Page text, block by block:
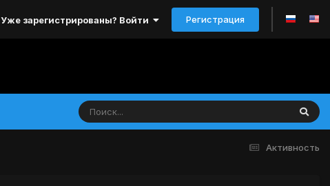
Уже зарегистрированы? Войти Регистрация
Активность